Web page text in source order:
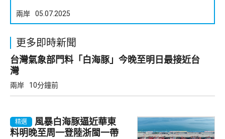
兩岸 05.07.2025
更多即時新聞
台灣氣象部門料「白海豚」今晚至明日最接近台
灣
兩岸 10分鐘前
精選
風暴白海豚逼近華東
料明晚至周一登陸浙閩一帶